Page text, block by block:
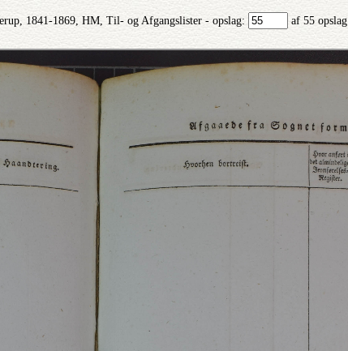
1841-1869, HM, Til- og Afgangslister - opslag: af 55 opslag